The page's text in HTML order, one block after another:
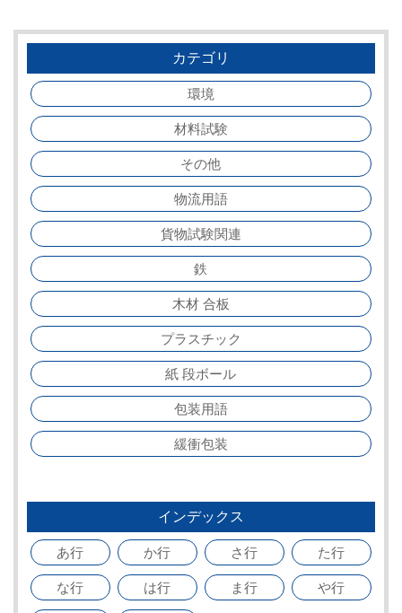
カテゴリ
環境
材料試験
その他
物流用語
貨物試験関連
鉄
木材 合板
プラスチック
紙 段ボール
包装用語
緩衝包装
インデックス
あ行 か行 さ行 た行
な行 は行 ま行 や行